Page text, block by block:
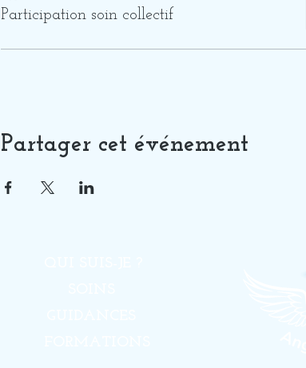
Participation soin collectif
Partager cet événement